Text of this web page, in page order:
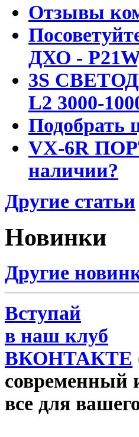
Отзывы
ДХО -
3S
L2 3000-
Подобрать
VX-6R
наличии?
Другие статьи
Новинки
Другие
Вступай
в наш клуб
ВКОНТАКТЕ
современный
все для